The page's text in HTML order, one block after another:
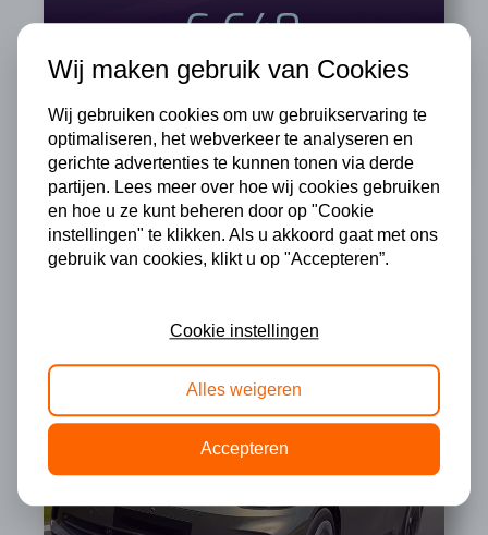
€ 640
bij 12 mnd looptijd en 1.000 km/mnd
Wij maken gebruik van Cookies
Wij gebruiken cookies om uw gebruikservaring te
optimaliseren, het webverkeer te analyseren en
gerichte advertenties te kunnen tonen via derde
partijen. Lees meer over hoe wij cookies gebruiken
en hoe u ze kunt beheren door op "Cookie
instellingen" te klikken. Als u akkoord gaat met ons
gebruik van cookies, klikt u op "Accepteren”.
Cookie instellingen
Alles weigeren
Accepteren